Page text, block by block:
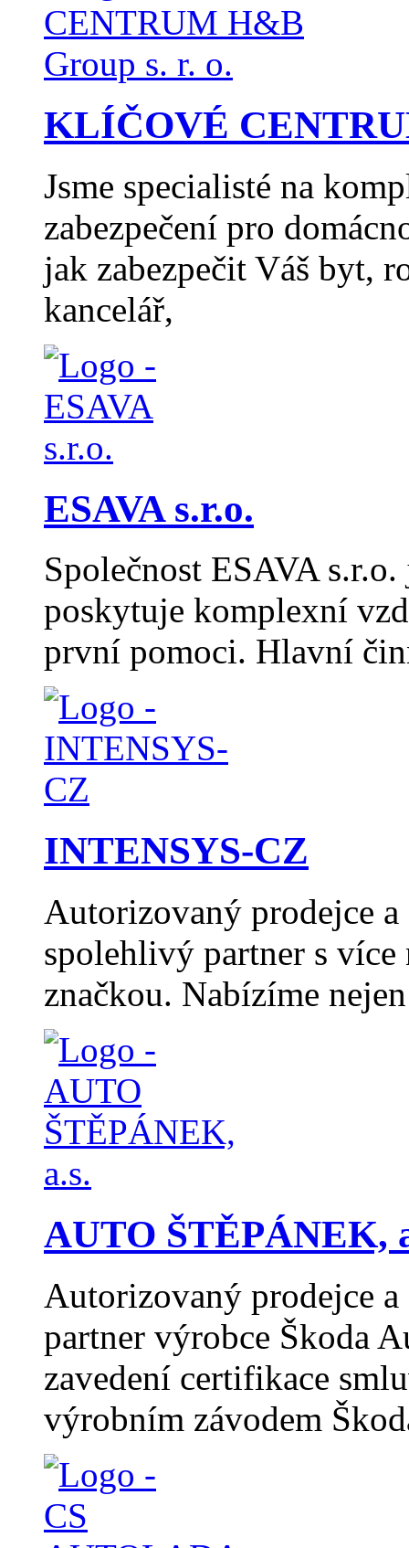
KLÍČOVÉ
Jsme specialisté na
zabezpečení pro
jak zabezpečit Váš byt,
kancelář,
ESAVA s.r.o.
Společnost ESAVA
poskytuje komplexní
první pomoci. Hlavní
INTENSYS-CZ
Autorizovaný prodejce
spolehlivý partner s více
značkou. Nabízíme
AUTO ŠTĚPÁNEK,
Autorizovaný prodejce
partner výrobce Škoda
zavedení certifikace
výrobním závodem